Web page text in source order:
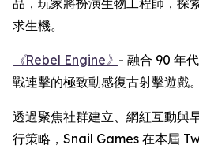
品，玩家將扮演生物工程師，探
求生機。
《Rebel Engine》 - 融合 90 年
戰連擊的極致動感復古射擊遊戲。
透過聚焦社群建立、網紅互動與
行策略，Snail Games 在本屆